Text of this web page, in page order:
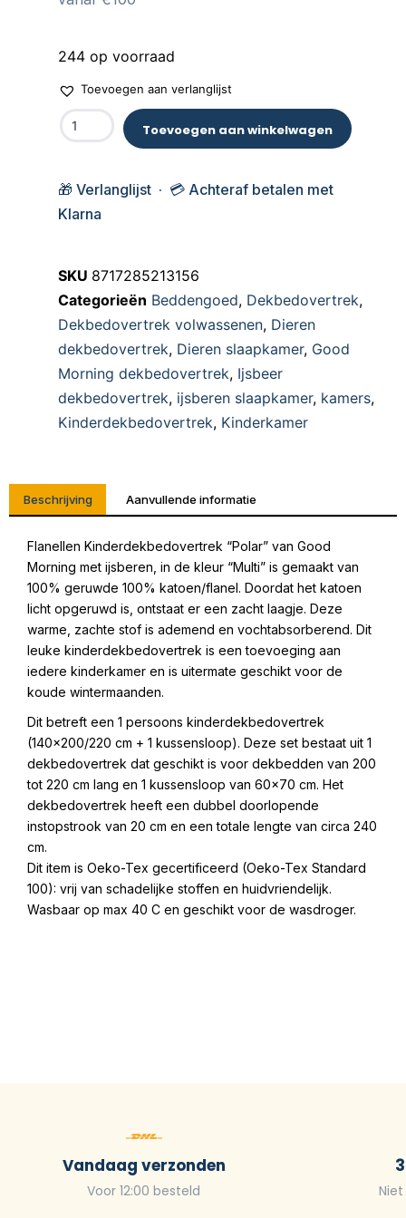
244 op voorraad
Toevoegen aan verlanglijst
Toevoegen aan winkelwagen
🎁 Verlanglijst · 💳 Achteraf betalen met
Klarna
SKU 8717285213156
Categorieën Beddengoed, Dekbedovertrek,
Dekbedovertrek volwassenen, Dieren
dekbedovertrek, Dieren slaapkamer, Good
Morning dekbedovertrek, Ijsbeer
dekbedovertrek, ijsberen slaapkamer, kamers,
Kinderdekbedovertrek, Kinderkamer
Beschrijving Aanvullende informatie
Flanellen Kinderdekbedovertrek “Polar” van Good
Morning met ijsberen, in de kleur “Multi” is gemaakt van
100% geruwde 100% katoen/flanel. Doordat het katoen
licht opgeruwd is, ontstaat er een zacht laagje. Deze
warme, zachte stof is ademend en vochtabsorberend. Dit
leuke kinderdekbedovertrek is een toevoeging aan
iedere kinderkamer en is uitermate geschikt voor de
koude wintermaanden.
Dit betreft een 1 persoons kinderdekbedovertrek
(140×200/220 cm + 1 kussensloop). Deze set bestaat uit 1
dekbedovertrek dat geschikt is voor dekbedden van 200
tot 220 cm lang en 1 kussensloop van 60×70 cm. Het
dekbedovertrek heeft een dubbel doorlopende
instopstrook van 20 cm en een totale lengte van circa 240
cm.
Dit item is Oeko-Tex gecertificeerd (Oeko-Tex Standard
100): vrij van schadelijke stoffen en huidvriendelijk.
Wasbaar op max 40 C en geschikt voor de wasdroger.
Vandaag verzonden
Voor 12:00 besteld